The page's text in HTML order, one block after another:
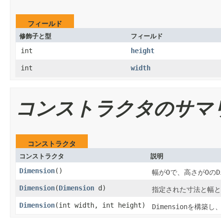
フィールド
修飾子と型 フィールド
int height
int width
コンストラクタのサマ
コンストラクタ
コンストラクタ 説明
Dimension() 幅が0で、高さが0の
Dimension(Dimension d)
指定された寸法と幅
Dimension(int width, int height) Dimensionを構築し